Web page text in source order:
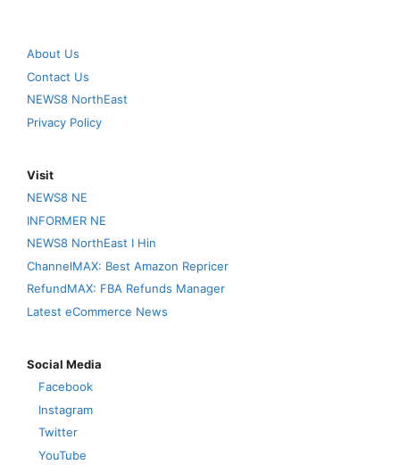
About Us
Contact Us
NEWS8 NorthEast
Privacy Policy
Visit
NEWS8 NE
INFORMER NE
NEWS8 NorthEast I Hin
ChannelMAX: Best Amazon Repricer
RefundMAX: FBA Refunds Manager
Latest eCommerce News
Social Media
Facebook
Instagram
Twitter
YouTube